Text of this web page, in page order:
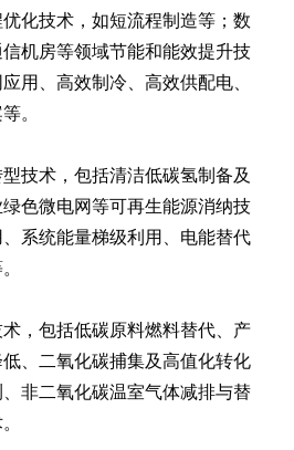
化技术，如短流程制造等；数
机房等领域节能和能效提升技
用、高效制冷、高效供配电、
。
型技术，包括清洁低碳氢制备及
色微电网等可再生能源消纳技
系统能量梯级利用、电能替代
术，包括低碳原料燃料替代、产
、二氧化碳捕集及高值化转化
非二氧化碳温室气体减排与替